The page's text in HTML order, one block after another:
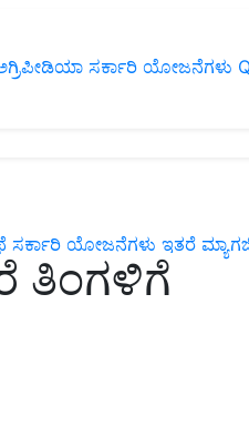
ಸರ್ಕಾರಿ ಯೋಜನೆಗಳು
ಸರ್ಕಾರಿ ಯೋಜನೆಗಳು ಇತರೆ
ತಿಂಗಳಿಗೆ